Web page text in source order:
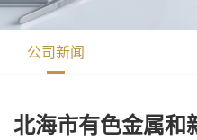
公司新闻
北海市有色金属和